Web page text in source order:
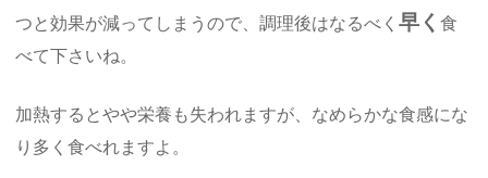
つと効果が減ってしまうので、調理後はなるべく早く食
べて下さいね。
加熱するとやや栄養も失われますが、なめらかな食感にな
り多く食べれますよ。